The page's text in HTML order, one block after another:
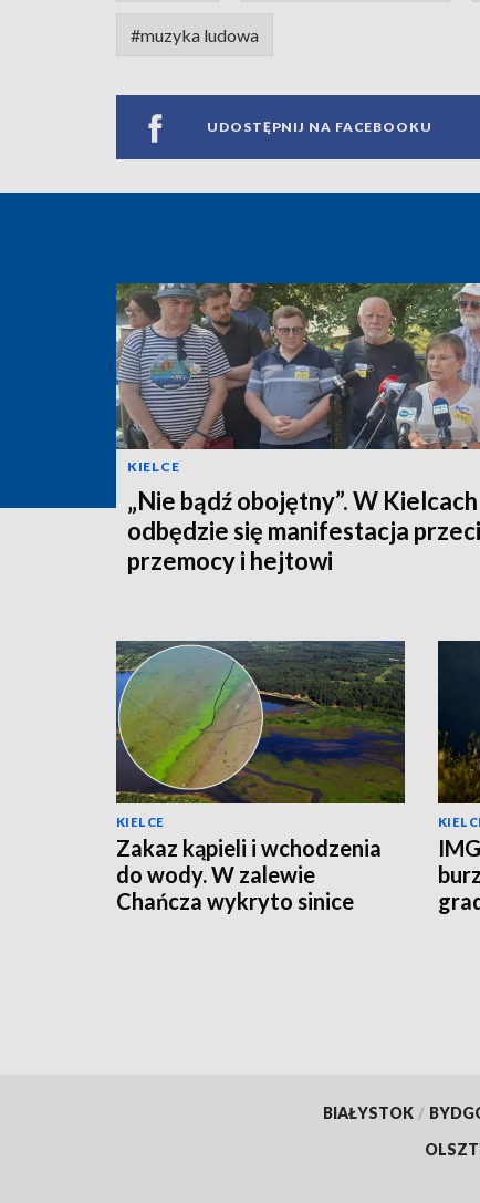
#muzyka ludowa
UDOSTĘPNIJ NA FACEBOOKU
KIELCE
„Nie bądź obojętny”. W Kielcach
odbędzie się manifestacja
przemocy i hejtowi
KIELCE
Zakaz kąpieli i wchodzenia
do wody. W zalewie
Chańcza wykryto sinice
BIAŁYSTOK /